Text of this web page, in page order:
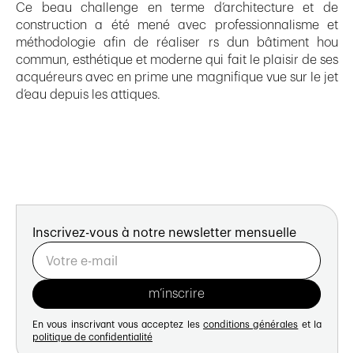
Ce beau challenge en terme d’architecture et de
construction a été mené avec professionnalisme et
méthodologie afin de réaliser rs dun bâtiment hou
commun, esthétique et moderne qui fait le plaisir de ses
acquéreurs avec en prime une magnifique vue sur le jet
d’eau depuis les attiques.
Inscrivez-vous à notre newsletter mensuelle
En vous inscrivant vous acceptez les conditions générales et la
politique de confidentialité